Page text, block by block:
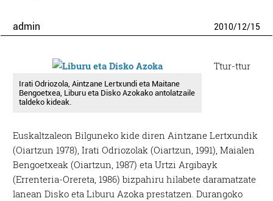
admin 2010/12/15
Irati Odriozola, Aintzane Lertxundi eta Maitane
Bengoetxea, Liburu eta Disko Azokako antolatzaile
taldeko kideak.
Ttur-ttur
Euskaltzaleon Bilguneko kide diren Aintzane Lertxundik
(Oiartzun 1978), Irati Odriozolak (Oiartzun, 1991), Maialen
Bengoetxeak (Oiartzun, 1987) eta Urtzi Argibayk
(Errenteria-Orereta, 1986) bizpahiru hilabete daramatzate
lanean Disko eta Liburu Azoka prestatzen. Durangoko